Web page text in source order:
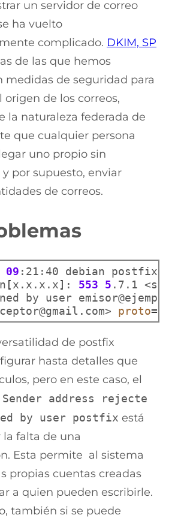
un servidor de correo
ha vuelto
complicado. DKIM, SP
de las que hemos
medidas de seguridad para
de los correos,
la naturaleza federada de
que cualquier persona
uno propio sin
por supuesto, enviar
de correos.
09 :21:40 debian postfix/
[x.x.x.x] : 553 5 .7.1
by user
proto=
de postfix
hasta detalles que
pero en este caso, el
address rejecte
by user postfix está
la falta de una
Esta permite al sistema
propias cuentas creadas
a quien pueden escribirle.
también si se puede